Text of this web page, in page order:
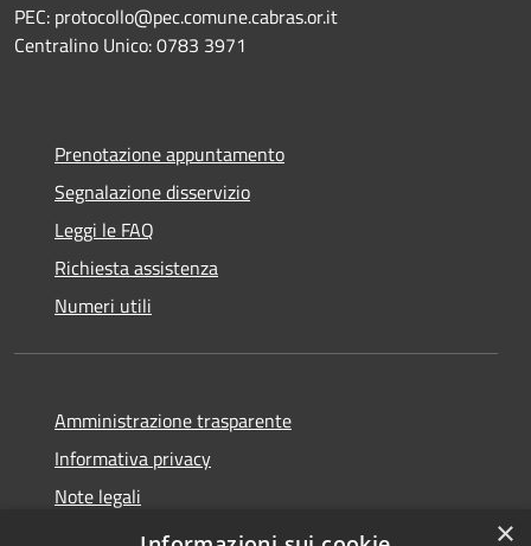
PEC: protocollo@pec.comune.cabras.or.it
Centralino Unico: 0783 3971
Prenotazione appuntamento
Segnalazione disservizio
Leggi le FAQ
Richiesta assistenza
Numeri utili
Amministrazione trasparente
Informativa privacy
Note legali
Dichiarazione di accessibilità
×